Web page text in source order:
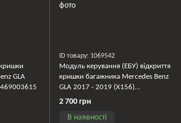
GLA
ID товару: 1069542
Модуль керування (ЕБУ) відкриття
кришки багажника Mercedes Benz
GLA 2017 - 2019 (X156)
A2469003615
2 700 грн
В наявності